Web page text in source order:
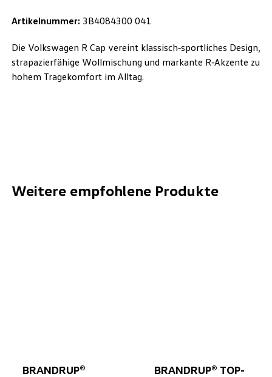
Artikelnummer: 3B4084300 041
Die Volkswagen R Cap vereint klassisch‑sportliches Design,
strapazierfähige Wollmischung und markante R‑Akzente zu
hohem Tragekomfort im Alltag.
Weitere empfohlene Produkte
BRANDRUP®
BRANDRUP® TOP-